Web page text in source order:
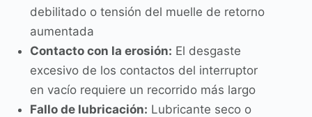
debilitado o tensión del muelle de retorno
aumentada
Contacto con la erosión: El desgaste
excesivo de los contactos del interruptor
en vacío requiere un recorrido más largo
Fallo de lubricación: Lubricante seco o